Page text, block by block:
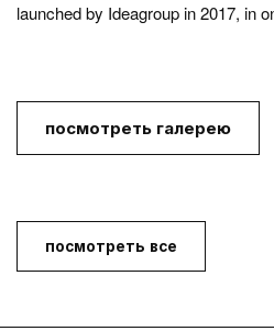
launched by Ideagroup in 2017, in
посмотреть галерею
посмотреть все